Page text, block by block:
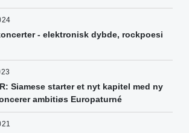
- elektronisk dybde, rockpoesi
Siamese starter et nyt kapitel med ny
ambitiøs Europaturné